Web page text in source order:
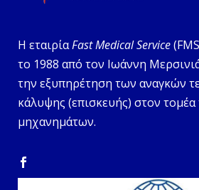
Η εταιρίαFast Medical Service
το 1988 από τον Ιωάννη
την εξυπηρέτηση των αναγκών
κάλυψης (επισκευής) στον
μηχανημάτων.